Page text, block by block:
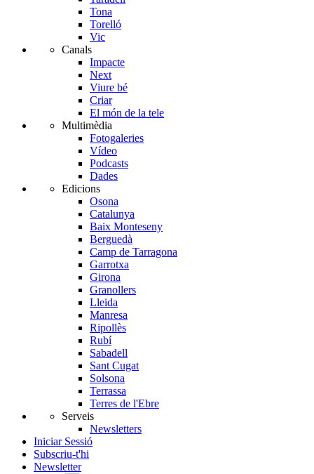
Tona
Torelló
Vic
Canals
Impacte
Next
Viure bé
Criar
El món de la tele
Multimèdia
Fotogaleries
Vídeo
Podcasts
Dades
Edicions
Osona
Catalunya
Baix Monteseny
Berguedà
Camp de Tarragona
Garrotxa
Girona
Granollers
Lleida
Manresa
Ripollès
Rubí
Sabadell
Sant Cugat
Solsona
Terrassa
Terres de l'Ebre
Serveis
Newsletters
Iniciar Sessió
Subscriu-t'hi
Newsletter